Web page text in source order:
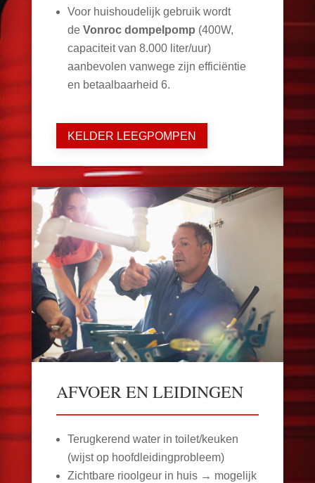
Voor huishoudelijk gebruik wordt
de Vonroc dompelpomp (400W,
capaciteit van 8.000 liter/uur)
aanbevolen vanwege zijn efficiëntie
en betaalbaarheid 6.
KELDER LEEGPOMPEN
AFVOER EN LEIDINGEN
Terugkerend water in toilet/keuken
(wijst op hoofdleidingprobleem)
Zichtbare rioolgeur in huis → mogelijk